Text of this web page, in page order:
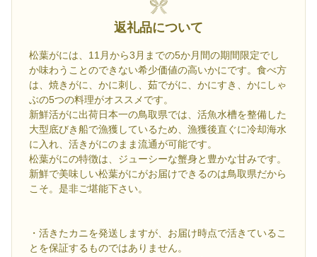
返礼品について
松葉がには、11月から3月までの5か月間の期間限定でし
か味わうことのできない希少価値の高いかにです。食べ方
は、焼きがに、かに刺し、茹でがに、かにすき、かにしゃ
ぶの5つの料理がオススメです。
新鮮活がに出荷日本一の鳥取県では、活魚水槽を整備した
大型底びき船で漁獲しているため、漁獲後直ぐに冷却海水
に入れ、活きがにのまま流通が可能です。
松葉がにの特徴は、ジューシーな蟹身と豊かな甘みです。
新鮮で美味しい松葉がにがお届けできるのは鳥取県だから
こそ。是非ご堪能下さい。
・活きたカニを発送しますが、お届け時点で活きているこ
とを保証するものではありません。